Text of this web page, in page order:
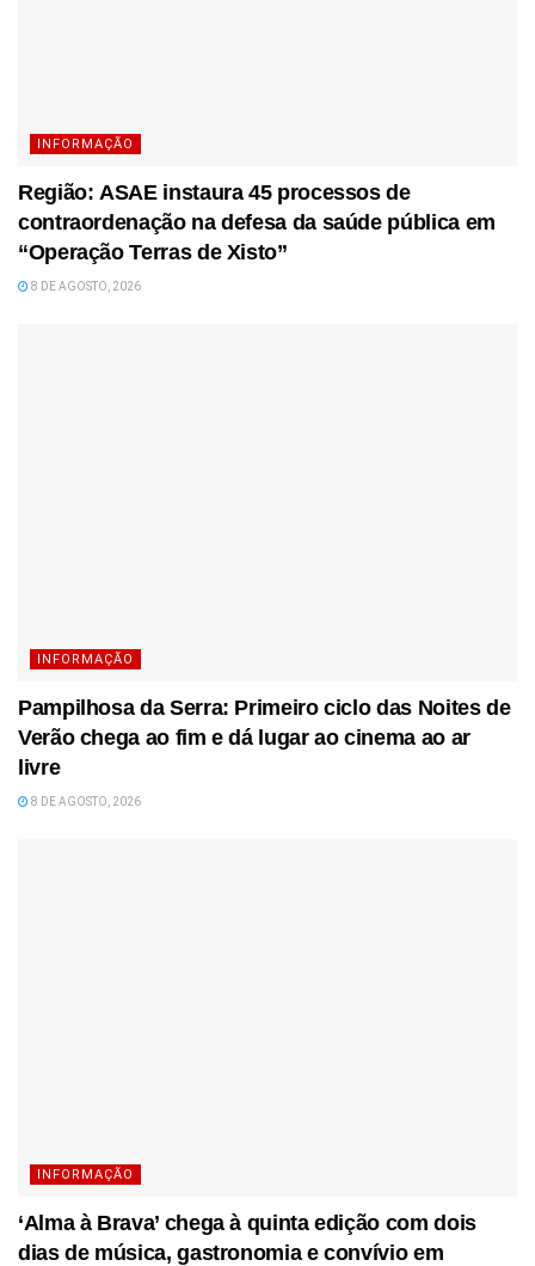
INFORMAÇÃO
Região: ASAE instaura 45 processos de
contraordenação na defesa da saúde pública em
“Operação Terras de Xisto”
8 DE AGOSTO, 2026
INFORMAÇÃO
Pampilhosa da Serra: Primeiro ciclo das Noites de
Verão chega ao fim e dá lugar ao cinema ao ar
livre
8 DE AGOSTO, 2026
INFORMAÇÃO
‘Alma à Brava’ chega à quinta edição com dois
dias de música, gastronomia e convívio em